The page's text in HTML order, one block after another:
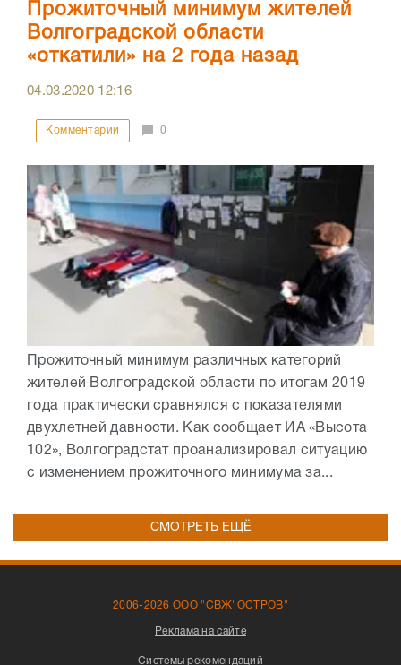
Прожиточный минимум жителей
Волгоградской области
«откатили» на 2 года назад
04.03.2020 12:16
Комментарии 0
Прожиточный минимум различных категорий
жителей Волгоградской области по итогам 2019
года практически сравнялся с показателями
двухлетней давности. Как сообщает ИА «Высота
102», Волгоградстат проанализировал ситуацию
с изменением прожиточного минимума за...
СМОТРЕТЬ ЕЩЁ
2006-2026 ООО "СВЖ"ОСТРОВ"
Реклама на сайте
Системы рекомендаций